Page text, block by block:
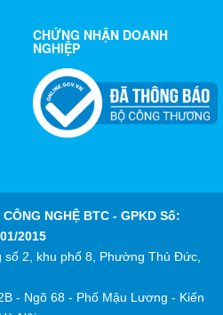
CHỨNG NHẬN DOANH
NGHIỆP
NGHỆ BTC - GPKD Số:
2015
2, khu phố 8, Phường Thủ Đức,
- Ngõ 68 - Phố Mậu Lương - Kiến